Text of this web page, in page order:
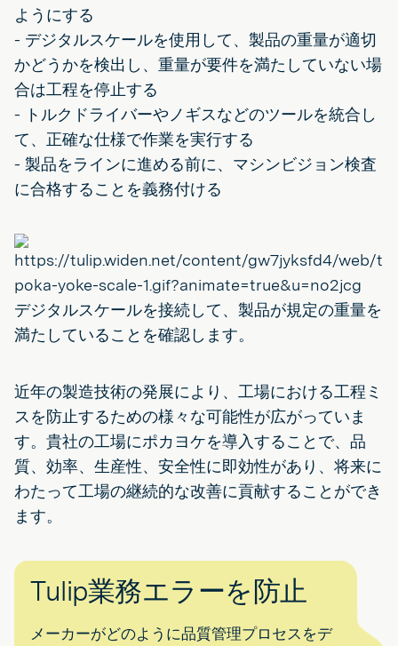
ようにする
- デジタルスケールを使用して、製品の重量が適切
かどうかを検出し、重量が要件を満たしていない場
合は工程を停止する
- トルクドライバーやノギスなどのツールを統合し
て、正確な仕様で作業を実行する
- 製品をラインに進める前に、マシンビジョン検査
に合格することを義務付ける
デジタルスケールを接続して、製品が規定の重量を
満たしていることを確認します。
近年の製造技術の発展により、工場における工程ミ
スを防止するための様々な可能性が広がっていま
す。貴社の工場にポカヨケを導入することで、品
質、効率、生産性、安全性に即効性があり、将来に
わたって工場の継続的な改善に貢献することができ
ます。
Tulip業務エラーを防止
メーカーがどのように品質管理プロセスをデ